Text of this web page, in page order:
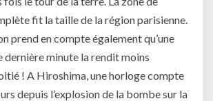
fit la taille de la région parisienne.
prend en compte également qu’une
minute la rendit moins
! A Hiroshima, une horloge compte
depuis l’explosion de la bombe sur la